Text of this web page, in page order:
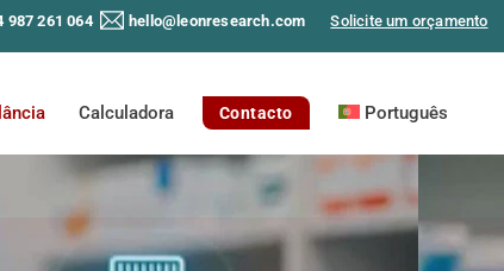
987 261 064 hello@leonresearch.com Solicite um orçamento
Calculadora Contacto Português